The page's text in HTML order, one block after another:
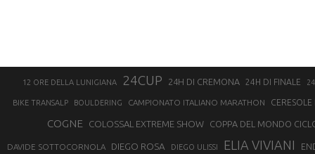
12 ORE DELLA LUNIGIANA 24CUP 24H DI CREMONA 24H DI FINALE
BIKE TRANSALP BOULDERING CAMPIONATO ITALIANO MARATHON CERESOLE
COGNE COLOSSAL EXTREME SHOW COPPA DEL MONDO
DAVIDE SOTTOCORNOLA DIEGO ROSA DIEGO ULISSI ELIA VIVIANI